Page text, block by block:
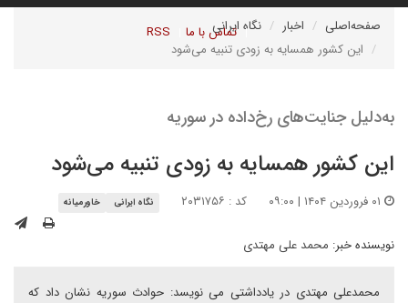
تماس با ما RSS صفحه‌اصلی اخبار
نگاه ایرانی
این کشور همسایه به زودی تنبیه می‌شود
به‌دلیل جنایت‌های رخ‌داده در سوریه
این کشور همسایه به زودی تنبیه می‌شود
کد : ۲۰۳۱۷۵۶ نگاه ایرانی خاورمیانه
نویسنده خبر: محمد علی مهتدی
محمدعلی مهتدی در یادداشتی می نویسد: حوادث سوریه نشان داد که